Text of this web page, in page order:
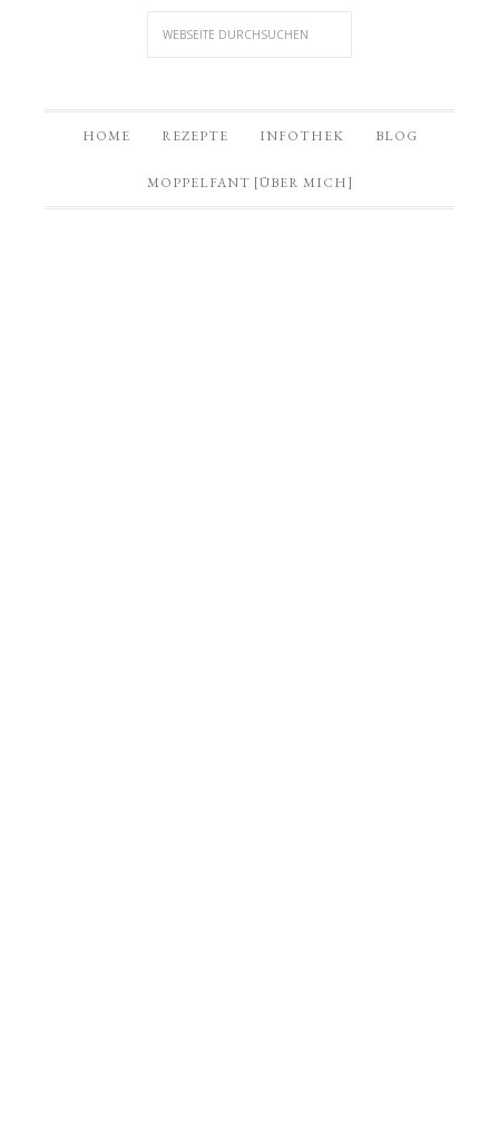
HOME REZEPTE INFOTHEK BLOG
MOPPELFANT [ÜBER MICH]